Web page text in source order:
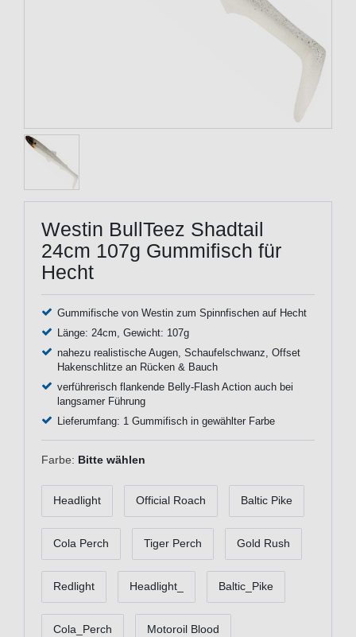
Westin BullTeez Shadtail
24cm 107g Gummifisch für
Hecht
Gummifische von Westin zum Spinnfischen auf Hecht
Länge: 24cm, Gewicht: 107g
nahezu realistische Augen, Schaufelschwanz, Offset
Hakenschlitze an Rücken & Bauch
verführerisch flankende Belly-Flash Action auch bei
langsamer Führung
Lieferumfang: 1 Gummifisch in gewählter Farbe
Farbe: Bitte wählen
Headlight Official Roach Baltic Pike
Cola Perch Tiger Perch Gold Rush
Redlight Headlight_ Baltic_Pike
Cola_Perch Motoroil Blood